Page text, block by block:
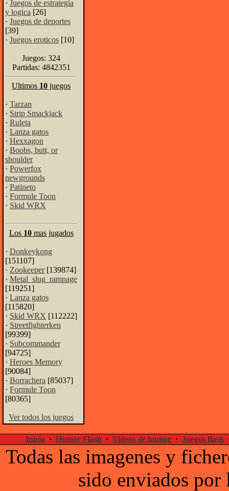
· Juegos de estrategia
y logica [26]
· Juegos de deportes
[39]
· Juegos eroticos [10]
Juegos: 324
Partidas: 4842351
Ultimos 10 juegos
· Tarzan
· Strip Smackjack
· Ruleta
· Lanza gatos
· Hexxagon
· Boobs, butt, or
shoulder
· Powerfox
newgrounds
· Patineto
· Formule Toon
· Skid WRX
Los 10mas jugados
· Donkeykong
[151107]
· Zookeeper[139874]
· Metal_slug_rampage
[119251]
· Lanza gatos
[115820]
· Skid WRX [112222]
· Streetfighterken
[99399]
· Subcommander
[94725]
· Heroes Memory
[90084]
· Borrachera [85037]
· Formule Toon
[80365]
Ver todos los juegos
Inicio · Humor Flash · Videos de humor · Juegos flash
Todas las imagenes y
sido enviados por